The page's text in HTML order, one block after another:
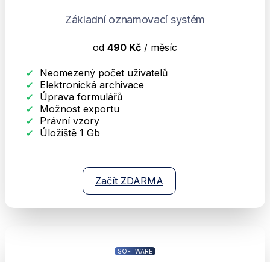
Základní oznamovací systém
od 490 Kč / měsíc
Neomezený počet uživatelů
Elektronická archivace
Úprava formulářů
Možnost exportu
Právní vzory
Úložiště 1 Gb
Začít ZDARMA
SOFTWARE